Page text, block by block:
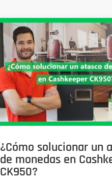
¿Cómo solucionar un
de monedas en
CK950?